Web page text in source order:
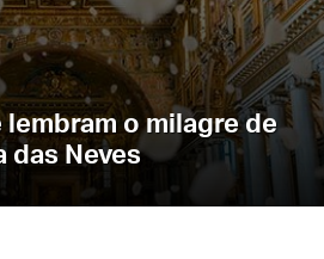
lembram o milagre de
das Neves